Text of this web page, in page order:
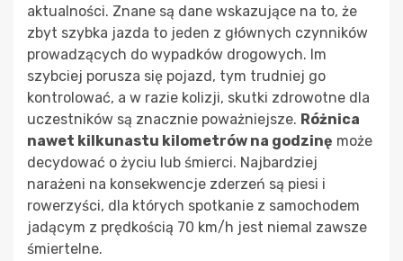
aktualności. Znane są dane wskazujące na to, że
zbyt szybka jazda to jeden z głównych czynników
prowadzących do wypadków drogowych. Im
szybciej porusza się pojazd, tym trudniej go
kontrolować, a w razie kolizji, skutki zdrowotne dla
uczestników są znacznie poważniejsze. Różnica
nawet kilkunastu kilometrów na godzinę może
decydować o życiu lub śmierci. Najbardziej
narażeni na konsekwencje zderzeń są piesi i
rowerzyści, dla których spotkanie z samochodem
jadącym z prędkością 70 km/h jest niemal zawsze
śmiertelne.